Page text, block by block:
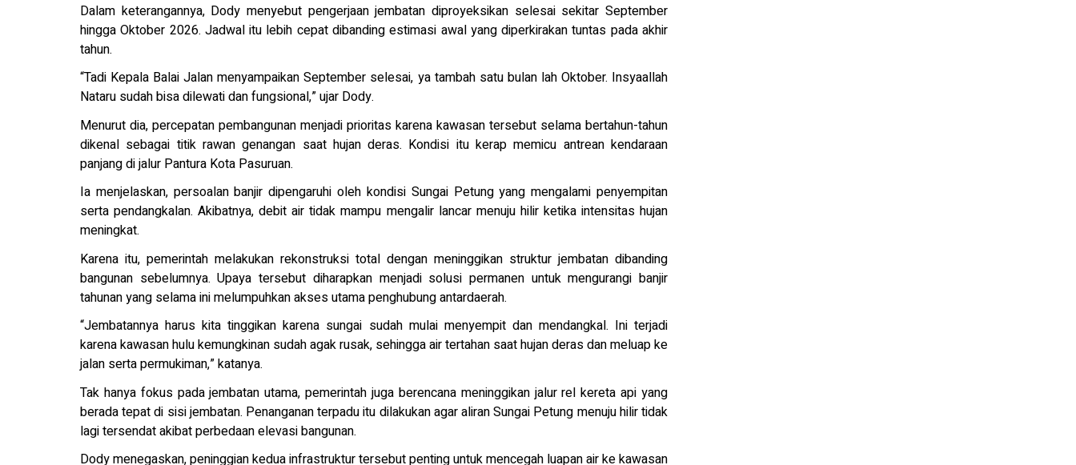
Dalam keterangannya, Dody menyebut pengerjaan jembatan diproyeksikan selesai sekitar September
hingga Oktober 2026. Jadwal itu lebih cepat dibanding estimasi awal yang diperkirakan tuntas pada akhir
tahun.
“Tadi Kepala Balai Jalan menyampaikan September selesai, ya tambah satu bulan lah Oktober. Insyaallah
Nataru sudah bisa dilewati dan fungsional,” ujar Dody.
Menurut dia, percepatan pembangunan menjadi prioritas karena kawasan tersebut selama bertahun-tahun
dikenal sebagai titik rawan genangan saat hujan deras. Kondisi itu kerap memicu antrean kendaraan
panjang di jalur Pantura Kota Pasuruan.
Ia menjelaskan, persoalan banjir dipengaruhi oleh kondisi Sungai Petung yang mengalami penyempitan
serta pendangkalan. Akibatnya, debit air tidak mampu mengalir lancar menuju hilir ketika intensitas hujan
meningkat.
Karena itu, pemerintah melakukan rekonstruksi total dengan meninggikan struktur jembatan dibanding
bangunan sebelumnya. Upaya tersebut diharapkan menjadi solusi permanen untuk mengurangi banjir
tahunan yang selama ini melumpuhkan akses utama penghubung antardaerah.
“Jembatannya harus kita tinggikan karena sungai sudah mulai menyempit dan mendangkal. Ini terjadi
karena kawasan hulu kemungkinan sudah agak rusak, sehingga air tertahan saat hujan deras dan meluap ke
jalan serta permukiman,” katanya.
Tak hanya fokus pada jembatan utama, pemerintah juga berencana meninggikan jalur rel kereta api yang
berada tepat di sisi jembatan. Penanganan terpadu itu dilakukan agar aliran Sungai Petung menuju hilir tidak
lagi tersendat akibat perbedaan elevasi bangunan.
Dody menegaskan, peninggian kedua infrastruktur tersebut penting untuk mencegah luapan air ke kawasan